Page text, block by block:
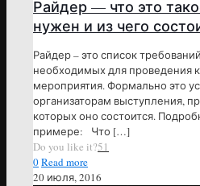
Райдер — что это
нужен и из чего
Райдер – это список требований
необходимых для проведения
мероприятия. Формально это
организаторам выступления,
которых оно состоится.
примере: Что […]
Do you like it?51
0Read more
20 июля, 2016